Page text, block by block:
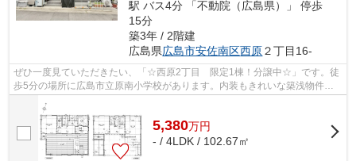
駅 バス4分 「不動院（広島県）」 停歩
15分
築3年 / 2階建
広島県広島市安佐南区西原２丁目16-
ぜひ一度見ていただきたい、「☆西原2丁目 限定1棟！分譲中☆」です。徒
歩5分の場所に広島市立原南小学校があります。内装もきれいな築浅物件で
快適な毎日を過ごしませんか。値段がお手...
5,380万円
- / 4LDK / 102.67㎡